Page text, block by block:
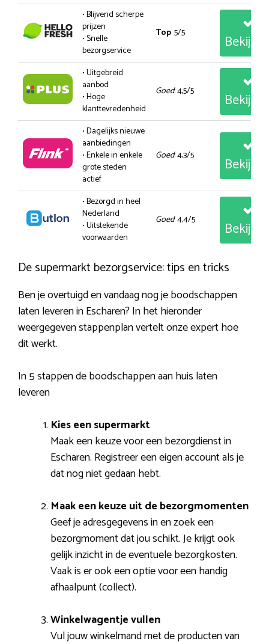
• Blijvend scherpe
prijzen
• Snelle
bezorgservice
Top: 5/5
• Uitgebreid
aanbod
• Hoge
klanttevredenheid
Goed: 4,5/5
• Dagelijks nieuwe
aanbiedingen
• Enkele in enkele
grote steden
actief
Goed: 4,3/5
• Bezorgd in heel
Nederland
• Uitstekende
voorwaarden
Goed: 4,4/5
De supermarkt bezorgservice: tips en tricks
Ben je overtuigd en vandaag nog je boodschappen
laten leveren in Escharen? In het hieronder
weergegeven stappenplan vertelt onze expert hoe
dit werkt.
In 5 stappen de boodschappen aan huis laten
leveren
Kies een supermarkt
Maak een keuze voor een bezorgdienst in
Escharen. Registreer een eigen account als je
dat nog niet gedaan hebt.
Maak een keuze uit de bezorgmomenten
Geef je adresgegevens in en zoek een
bezorgmoment dat jou schikt. Je krijgt ook
gelijk inzicht in de eventuele bezorgkosten.
Vaak is er ook een optie voor een handig
afhaalpunt (collect).
Winkelwagentje vullen
Vul jouw winkelmand met de producten van